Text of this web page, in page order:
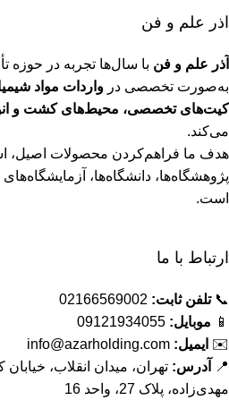
اذر علم و فن
آذر علم و فن با سال‌ها تجربه در حوزه
به‌صورت تخصصی در واردات مواد
کیت‌های تخصصی، محیط‌های کشت و
می‌کند.
هدف ما فراهم‌کردن محصولات اصیل،
پژوهشگاه‌ها، دانشگاه‌ها،
است.
ارتباط با ما
📞تلفن ثابت:
📱 موبایل:
✉️ ایمیل: info@azarholding.com
📍
آدرس: تهران، میدان انقلاب،
مهدی‌زاده، پلاک 27، واحد 16